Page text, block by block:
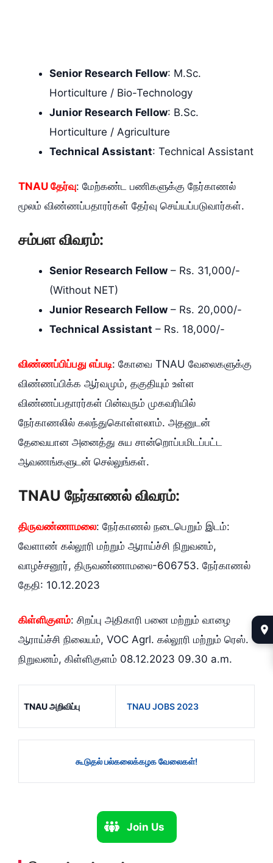
Senior Research Fellow: M.Sc.
Horticulture / Bio-Technology
Junior Research Fellow: B.Sc.
Horticulture / Agriculture
Technical Assistant: Technical Assistant
TNAU தேர்வு: மேற்கண்ட பணிகளுக்கு நேர்காணல்
மூலம் விண்ணப்பதாரர்கள் தேர்வு செய்யப்படுவார்கள்.
சம்பள விவரம்:
Senior Research Fellow – Rs. 31,000/-
(Without NET)
Junior Research Fellow – Rs. 20,000/-
Technical Assistant – Rs. 18,000/-
விண்ணப்பிப்பது எப்படி: கோவை TNAU வேலைகளுக்கு
விண்ணப்பிக்க ஆர்வமும், தகுதியும் உள்ள
விண்ணப்பதாரர்கள் பின்வரும் முகவரியில்
நேர்காணலில் கலந்துகொள்ளலாம். அதனுடன்
தேவையான அனைத்து சுய சான்றொப்பமிடப்பட்ட
ஆவணங்களுடன் செல்லுங்கள்.
TNAU நேர்காணல் விவரம்:
திருவண்ணாமலை: நேர்காணல் நடைபெறும் இடம்:
வேளாண் கல்லூரி மற்றும் ஆராய்ச்சி நிறுவனம்,
வாழச்சனூர், திருவண்ணாமலை-606753. நேர்காணல்
தேதி: 10.12.2023
கிள்ளிகுளம்: சிறப்பு அதிகாரி பனை மற்றும் வாழை
ஆராய்ச்சி நிலையம், VOC Agrl. கல்லூரி மற்றும் ரெஸ்.
நிறுவனம், கிள்ளிகுளம் 08.12.2023 09.30 a.m.
TNAU அறிவிப்பு TNAU JOBS 2023
கூடுதல் பல்கலைக்கழக வேலைகள்!
Join Us